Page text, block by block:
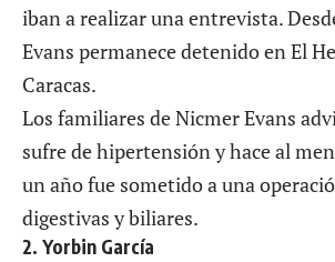
iban a realizar una entrevista.
Evans permanece detenido en El
Caracas.
Los familiares deNicmer Evans
sufre de hipertensión y hace al
un año fue sometido a una
digestivas y biliares.
2. Yorbin García